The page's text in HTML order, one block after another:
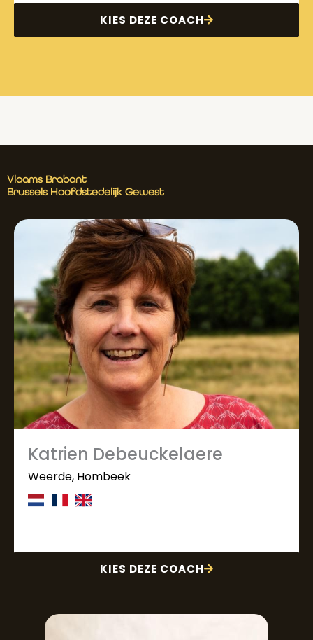
KIES DEZE COACH
Vlaams Brabant
Brussels Hoofdstedelijk Gewest
Katrien Debeuckelaere
Weerde, Hombeek
KIES DEZE COACH